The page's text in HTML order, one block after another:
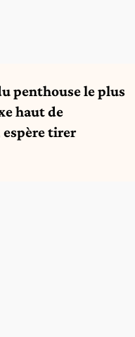
penthouse le plus
haut de
espère tirer